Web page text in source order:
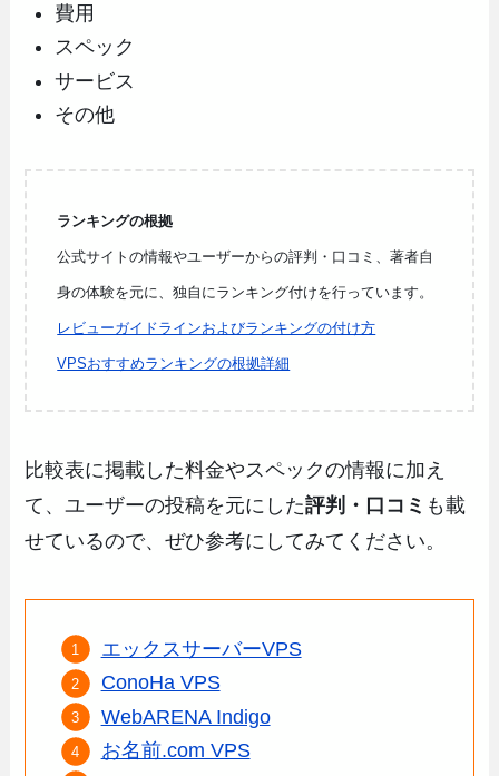
費用
スペック
サービス
その他
ランキングの根拠
公式サイトの情報やユーザーからの評判・口コミ、著者自
身の体験を元に、独自にランキング付けを行っています。
レビューガイドラインおよびランキングの付け方
VPSおすすめランキングの根拠詳細
比較表に掲載した料金やスペックの情報に加え
て、ユーザーの投稿を元にした評判・口コミ も載
せているので、ぜひ参考にしてみてください。
エックスサーバーVPS
ConoHa VPS
WebARENA Indigo
お名前.com VPS